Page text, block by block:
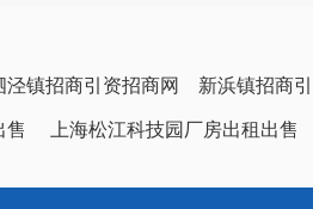
泾镇招商引资招商网 新浜镇招商
售 上海松江科技园厂房出租出售